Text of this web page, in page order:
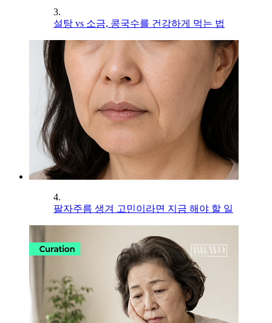
3.
설탕 vs 소금, 콩국수를 건강하게 먹는 법
4.
팔자주름 생겨 고민이라면 지금 해야 할 일